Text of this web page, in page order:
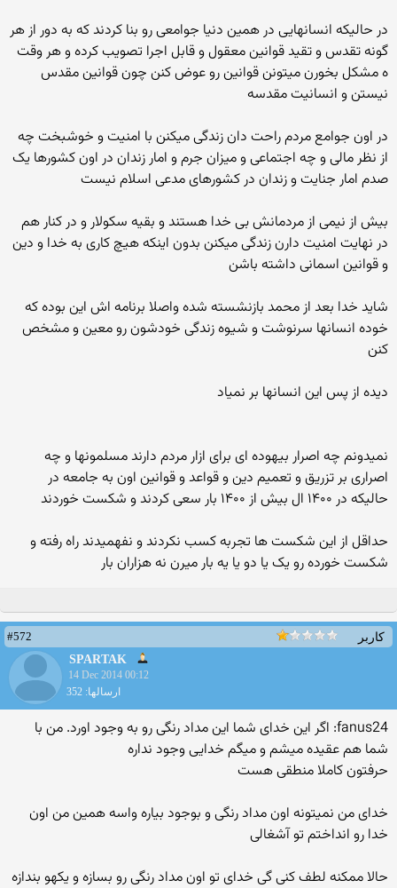
در حالیکه انسانهایی در همین دنیا جوامعی رو بنا کردند که به دور از هر
گونه تقدس و تقید قوانین معقول و قابل اجرا تصویب کرده و هر وقت
ه مشکل بخورن میتونن قوانین رو عوض کنن چون قوانین مقدس
نیستن و انسانیت مقدسه
در اون جوامع مردم راحت دان زندگی میکنن با امنیت و خوشبخت چه
از نظر مالی و چه اجتماعی و میزان جرم و امار زندان در اون کشورها یک
صدم امار جنایت و زندان در کشورهای مدعی اسلام نیست
بیش از نیمی از مردمانش بی خدا هستند و بقیه سکولار و در کنار هم
در نهایت امنیت دارن زندگی میکنن بدون اینکه هیچ کاری به خدا و دین
و قوانین اسمانی داشته باشن
شاید خدا بعد از محمد بازنشسته شده واصلا برنامه اش این بوده که
خوده انسانها سرنوشت و شیوه زندگی خودشون رو معین و مشخص
کنن
دیده از پس این انسانها بر نمیاد
نمیدونم چه اصرار بیهوده ای برای ازار مردم دارند مسلمونها و چه
اصراری بر تزریق و تعمیم دین و قواعد و قوانین اون به جامعه در
حالیکه در ۱۴۰۰ ال بیش از ۱۴۰۰ بار سعی کردند و شکست خوردند
حداقل از این شکست ها تجربه کسب نکردند و نفهمیدند راه رفته و
شکست خورده رو یک یا دو یا یه بار میرن نه هزاران بار
کاربر
#572
SPARTAK
14 Dec 2014 00:12
ارسالها: 352
fanus24: اگر این خدای شما این مداد رنگی رو به وجود اورد. من با
شما هم عقیده میشم و میگم خدایی وجود نداره
حرفتون کاملا منطقی هست
خدای من نمیتونه اون مداد رنگی و بوجود بیاره واسه همین من اون
خدا رو انداختم تو آشغالی
حالا ممکنه لطف کنی گی خدای تو اون مداد رنگی رو بسازه و یکهو بندازه